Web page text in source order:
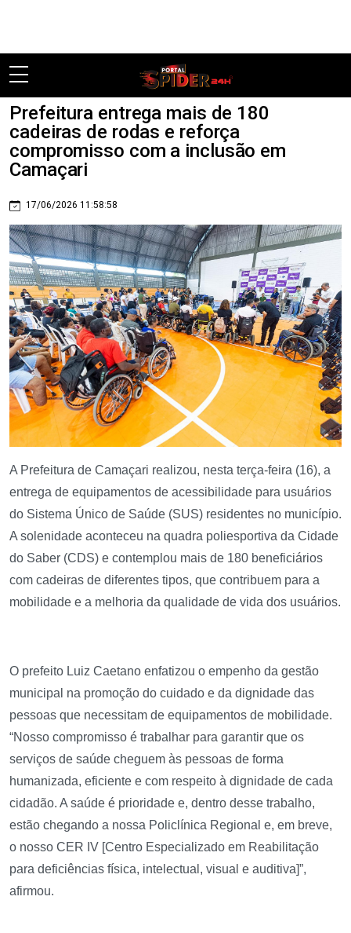
Prefeitura entrega mais de 180
cadeiras de rodas e reforça
compromisso com a inclusão em
Camaçari
17/06/2026 11:58:58
A Prefeitura de Camaçari realizou, nesta terça-feira (16), a
entrega de equipamentos de acessibilidade para usuários
do Sistema Único de Saúde (SUS) residentes no município.
A solenidade aconteceu na quadra poliesportiva da Cidade
do Saber (CDS) e contemplou mais de 180 beneficiários
com cadeiras de diferentes tipos, que contribuem para a
mobilidade e a melhoria da qualidade de vida dos usuários.
O prefeito Luiz Caetano enfatizou o empenho da gestão
municipal na promoção do cuidado e da dignidade das
pessoas que necessitam de equipamentos de mobilidade.
“Nosso compromisso é trabalhar para garantir que os
serviços de saúde cheguem às pessoas de forma
humanizada, eficiente e com respeito à dignidade de cada
cidadão. A saúde é prioridade e, dentro desse trabalho,
estão chegando a nossa Policlínica Regional e, em breve,
o nosso CER IV [Centro Especializado em Reabilitação
para deficiências física, intelectual, visual e auditiva]”,
afirmou.